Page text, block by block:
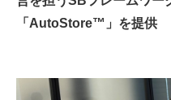
「AutoStore™」を提供